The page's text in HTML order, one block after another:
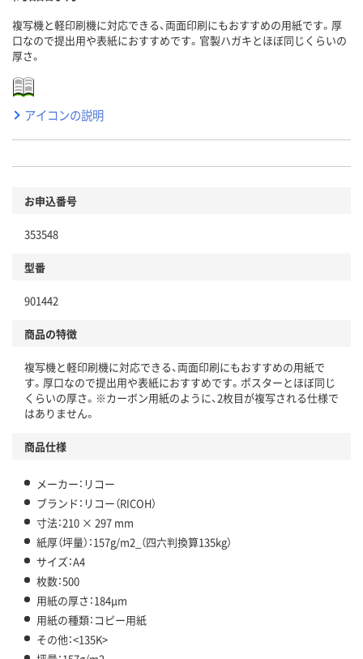
複写機と軽印刷機に対応できる、両面印刷にもおすすめの用紙です。厚
口なので提出用や表紙におすすめです。官製ハガキとほぼ同じくらいの
厚さ。
アイコンの説明
お申込番号
353548
型番
901442
商品の特徴
複写機と軽印刷機に対応できる、両面印刷にもおすすめの用紙で
す。厚口なので提出用や表紙におすすめです。ポスターとほぼ同じ
くらいの厚さ。※カーボン用紙のように、2枚目が複写される仕様で
はありません。
商品仕様
メーカー：リコー
ブランド：リコー（RICOH）
寸法：210 × 297 mm
紙厚（坪量）：157g/m2_（四六判換算135kg）
サイズ：A4
枚数：500
用紙の厚さ：184μm
用紙の種類：コピー用紙
その他：<135K>